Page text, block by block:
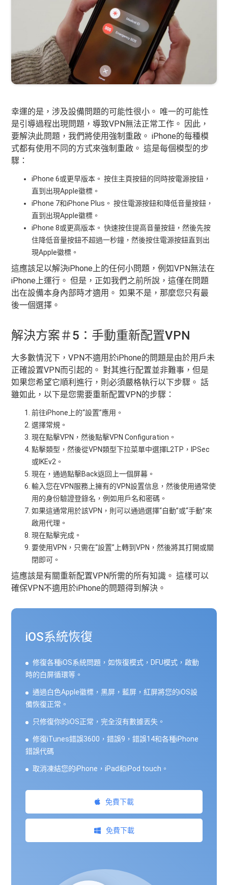
幸運的是，涉及設備問題的可能性很小。 唯一的可能性
是引導過程出現問題，導致VPN無法正常工作。 因此，
要解決此問題，我們將使用強制重啟。 iPhone的每種模
式都有使用不同的方式來強制重啟。 這是每個模型的步
驟：
iPhone 6或更早版本。 按住主頁按鈕的同時按電源按鈕，
直到出現Apple徽標。
iPhone 7和iPhone Plus。 按住電源按鈕和降低音量按鈕，
直到出現Apple徽標。
iPhone 8或更高版本。 快速按住提高音量按鈕，然後先按
住降低音量按鈕不超過一秒鐘，然後按住電源按鈕直到出
現Apple徽標。
這應該足以解決iPhone上的任何小問題，例如VPN無法在
iPhone上運行。 但是，正如我們之前所說，這僅在問題
出在設備本身內部時才適用。 如果不是，那麼您只有最
後一個選擇。
解決方案＃5：手動重新配置VPN
大多數情況下，VPN不適用於iPhone的問題是由於用戶未
正確設置VPN而引起的。 對其進行配置並非難事，但是
如果您希望它順利進行，則必須嚴格執行以下步驟。 話
雖如此，以下是您需要重新配置VPN的步驟：
前往iPhone上的“設置”應用。
選擇常規。
現在點擊VPN，然後點擊VPN Configuration。
點擊類型，然後從VPN類型下拉菜單中選擇L2TP，IPSec
或IKEv2。
現在，通過點擊Back返回上一個屏幕。
輸入您在VPN服務上擁有的VPN設置信息，然後使用通常使
用的身份驗證登錄名，例如用戶名和密碼。
如果這通常用於該VPN，則可以通過選擇“自動”或“手動”來
啟用代理。
現在點擊完成。
要使用VPN，只需在“設置”上轉到VPN，然後將其打開或關
閉即可。
這應該是有關重新配置VPN所需的所有知識。 這樣可以
確保VPN不適用於iPhone的問題得到解決。
iOS系統恢復
修復各種iOS系統問題，如恢復模式，DFU模式，啟動
時的白屏循環等。
通過白色Apple徽標，黑屏，藍屏，紅屏將您的iOS設
備恢復正常。
只修復你的iOS正常，完全沒有數據丟失。
修復iTunes錯誤3600，錯誤9，錯誤14和各種iPhone
錯誤代碼
取消凍結您的iPhone，iPad和iPod touch。
免費下載
免費下載